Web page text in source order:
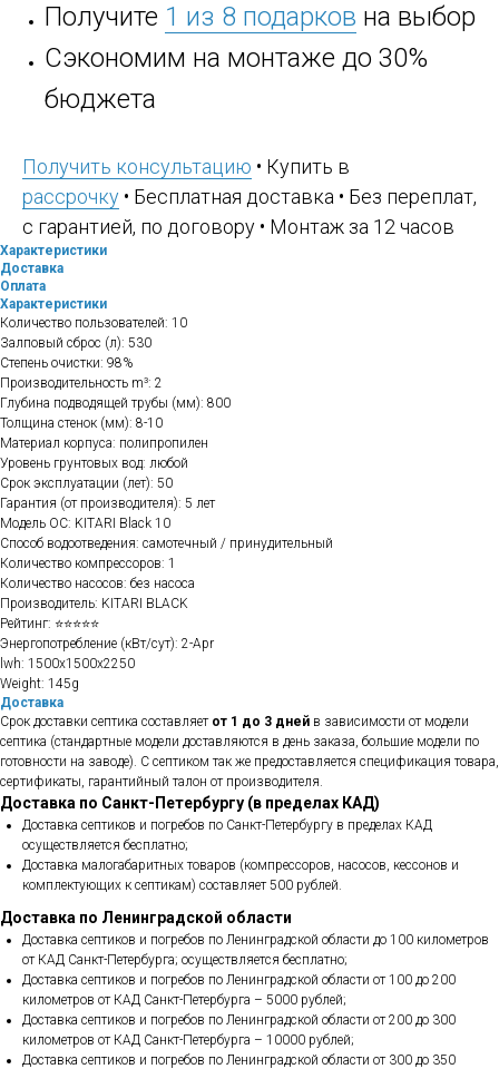
Получите 1 из 8 подарков на выбор
Сэкономим на монтаже до 30%
бюджета
Получить консультацию • Купить в
рассрочку • Бесплатная доставка • Без переплат,
с гарантией, по договору • Монтаж за 12 часов
Характеристики
Доставка
Оплата
Характеристики
Количество пользователей: 10
Залповый сброс (л): 530
Степень очистки: 98%
Производительность m³: 2
Глубина подводящей трубы (мм): 800
Толщина стенок (мм): 8-10
Материал корпуса: полипропилен
Уровень грунтовых вод: любой
Срок эксплуатации (лет): 50
Гарантия (от производителя): 5 лет
Модель ОС: KITARI Black 10
Способ водоотведения: самотечный / принудительный
Количество компрессоров: 1
Количество насосов: без насоса
Производитель: KITARI BLACK
Рейтинг: ⭐⭐⭐⭐⭐
Энергопотребление (кВт/сут): 2-Apr
lwh: 1500x1500x2250
Weight: 145g
Доставка
Срок доставки септика составляет от 1 до 3 дней в зависимости от модели
септика (стандартные модели доставляются в день заказа, большие модели по
готовности на заводе). С септиком так же предоставляется спецификация товара,
сертификаты, гарантийный талон от производителя.
Доставка по Санкт-Петербургу (в пределах КАД)
Доставка септиков и погребов по Санкт-Петербургу в пределах КАД
осуществляется бесплатно;
Доставка малогабаритных товаров (компрессоров, насосов, кессонов и
комплектующих к септикам) составляет 500 рублей.
Доставка по Ленинградской области
Доставка септиков и погребов по Ленинградской области до 100 километров
от КАД Санкт-Петербурга; осуществляется бесплатно;
Доставка септиков и погребов по Ленинградской области от 100 до 200
километров от КАД Санкт-Петербурга – 5000 рублей;
Доставка септиков и погребов по Ленинградской области от 200 до 300
километров от КАД Санкт-Петербурга – 10000 рублей;
Доставка септиков и погребов по Ленинградской области от 300 до 350